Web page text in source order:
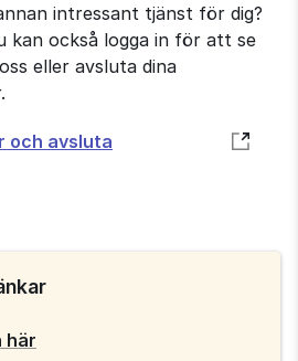
intressant tjänst för dig?
kan också logga in för att se
eller avsluta dina
och avsluta
här